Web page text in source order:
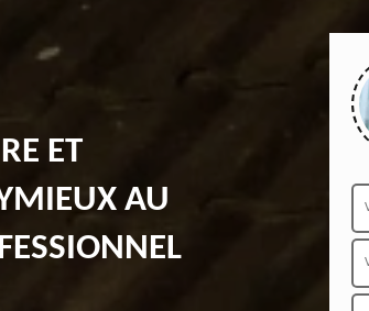
ET
AU